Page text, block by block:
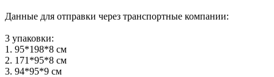
Данные для отправки через транспортные компании:
3 упаковки:
1. 95*198*8 см
2. 171*95*8 см
3. 94*95*9 см